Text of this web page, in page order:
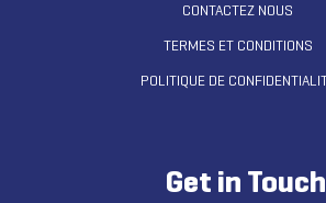
CONTACTEZ NOUS
TERMES ET CONDITIONS
POLITIQUE DE
Get in Touch